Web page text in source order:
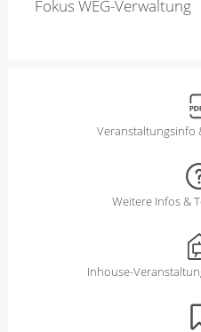
Fokus WEG-Verwaltung
Veranstaltungsinfo
Weitere Infos &
Inhouse-